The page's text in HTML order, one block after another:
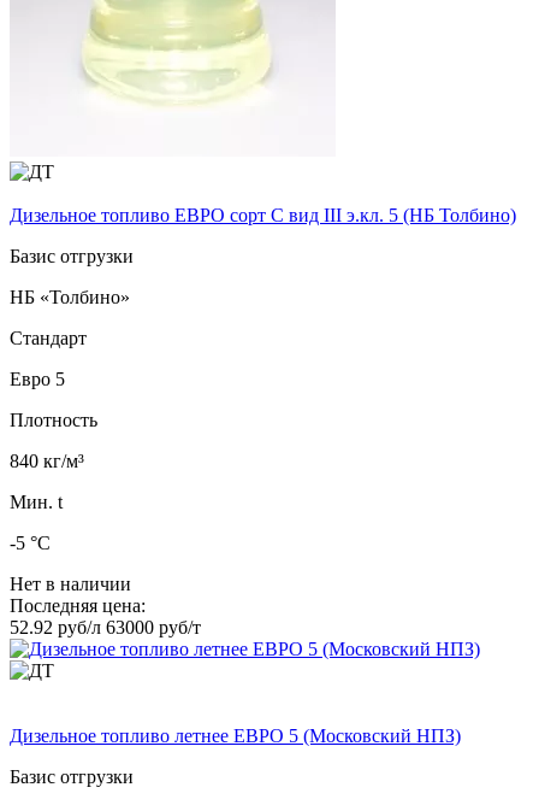
Дизельное топливо ЕВРО сорт C вид III э.кл. 5 (НБ Толбино)
Базис отгрузки
НБ «Толбино»
Стандарт
Евро 5
Плотность
840 кг/м³
Мин. t
-5 °C
Нет в наличии
Последняя цена:
52.92 руб/л 63000 руб/т
Дизельное топливо летнее ЕВРО 5 (Московский НПЗ)
Базис отгрузки